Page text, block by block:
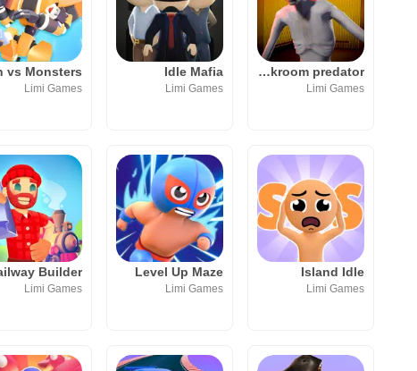
Backroom predator
Limi Games
Idle Mafia
Limi Games
Limi Games
Island Idle
Limi Games
Level Up Maze
Limi Games
Builder
Limi Games